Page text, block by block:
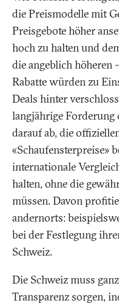
die Preismodelle mit
Preisgebote höher
hoch zu halten und
die angeblich höheren
Rabatte würden zu
Deals hinter
langjährige Forderung
darauf ab, die
«Schaufensterpreise»
internationale
halten, ohne die
müssen. Davon
andernorts:
bei der Festlegung
Schweiz.
Die Schweiz muss
Transparenz sorgen,